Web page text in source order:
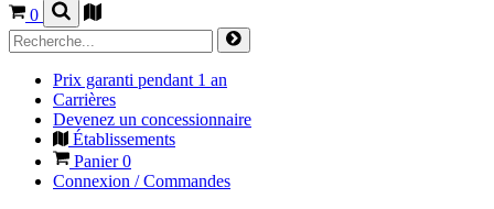
0
Prix garanti pendant 1 an
Carrières
Devenez un concessionnaire
Établissements
Panier0
Connexion / Commandes